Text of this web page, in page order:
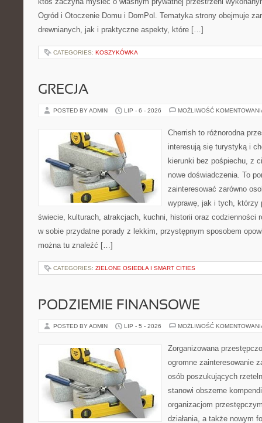
Ogród i Otoczenie Domu i DomPol. Tematyka strony obejmuje
drewnianych, jak i praktyczne aspekty, które […]
CATEGORIES: KOSZYKÓWKA
GRECJA
POSTED BY ADMIN LIP - 6 - 2026 MOŻLIWOŚĆ
Cherrish to różnorodna
interesują się turystyką i
kierunki bez pośpiechu, z
nowe doświadczenia. To
zainteresować zarówno
wyprawę, jak i tych, którzy
świecie, kulturach, atrakcjach, kuchni, historii oraz codzienności
w sobie przydatne porady z lekkim, przystępnym sposobem
można tu znaleźć […]
CATEGORIES: ZIELONE OSIEDLA I SMART CITIES
PODZIEMIE FINANSOWE
POSTED BY ADMIN LIP - 5 - 2026 MOŻLIWOŚĆ
Zorganizowana
ogromne zainteresowanie
osób poszukujących
stanowi obszerne
organizacjom
działania, a także nowym